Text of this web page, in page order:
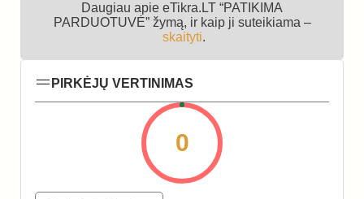
Daugiau apie eTikra.LT “PATIKIMA
PARDUOTUVĖ” žymą, ir kaip ji suteikiama –
skaityti.
PIRKĖJŲ VERTINIMAS
0